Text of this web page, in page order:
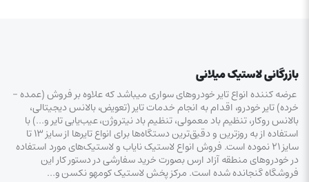
بازرگانی لاستیک میلانی
عرضه کننده انواع تایر خودروهای سواری میباشد که علاوه بر فروش (عمده –
خرده‌) تایر خودرو، اقدام به انجام خدمات تایر (تعویض، بالانس دیجیتالی،
بالانس روکار، تنظیم باد معمولی، تنظیم باد نیتروژن، عیب‌یابی تایر و…) با
استفاده از به روزترین و دقیق‌ترین دستگاه‌ها برای انواع تایرها از سایز ۱۳ تا
سایز ۲۱ نموده است. فروش انواع لاستیک‌ نایاب و لاستیک‌های مورد استفاده
در خودروهای منطقه آزاد ارس بصورت خرید سفارشی در دستور کار این
فروشگاه گنجانده شده است. مرکز پخش لاستیک کومهو نکسن و…